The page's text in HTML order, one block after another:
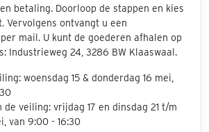
betaling. Doorloop de stappen en kies
Vervolgens ontvangt u een
mail. U kunt de goederen afhalen op
Industrieweg 24, 3286 BW Klaaswaal.
woensdag 15 & donderdag 16 mei,
de veiling: vrijdag 17 en dinsdag 21 t/m
van 9:00 - 16:30